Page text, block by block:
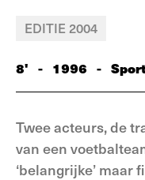
EDITIE 2004
8' - 1996 -
Twee acteurs, de
van een
‘belangrijke’